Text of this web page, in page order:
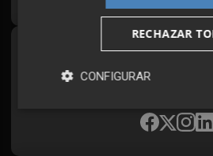
Síguenos en
Plaza Podcast, desde
RECHAZAR
CONFIGURAR